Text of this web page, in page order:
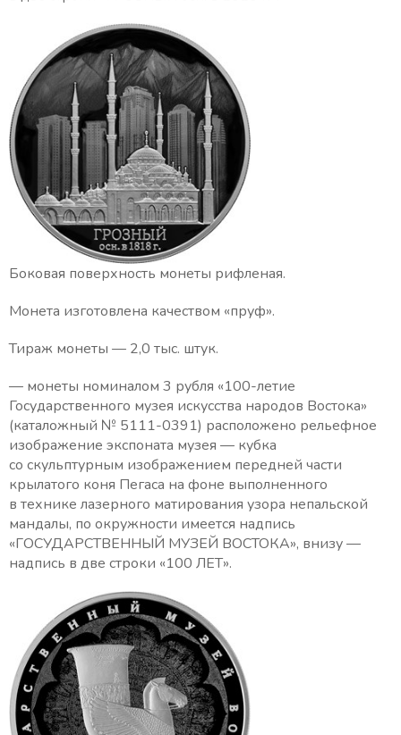
Боковая поверхность монеты рифленая.
Монета изготовлена качеством «пруф».
Тираж монеты — 2,0 тыс. штук.
— монеты номиналом 3 рубля «100-летие
Государственного музея искусства народов Востока»
(каталожный № 5111-0391) расположено рельефное
изображение экспоната музея — кубка
со скульптурным изображением передней части
крылатого коня Пегаса на фоне выполненного
в технике лазерного матирования узора непальской
мандалы, по окружности имеется надпись
«ГОСУДАРСТВЕННЫЙ МУЗЕЙ ВОСТОКА», внизу —
надпись в две строки «100 ЛЕТ».